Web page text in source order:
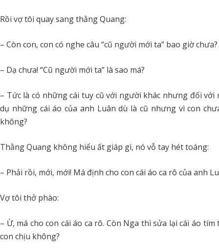
Rồi vợ tôi quay sang thằng Quang:
– Còn con, con có nghe câu “cũ người mới ta” bao giờ chưa?
– Dạ chưa! “Cũ người mới ta” là sao má?
– Tức là có những cái tuy cũ với người khác nhưng đối
dụ những cái áo của anh Luân dù là cũ nhưng vì con
không?
Thằng Quang không hiểu ất giáp gì, nó vỗ tay hét toáng:
– Phải rồi, mới, mới! Má định cho con cái áo ca rô của anh
Vợ tôi thở phào:
– Ừ, má cho con cái áo ca rô. Còn Nga thì sửa lại cái áo
con chịu không?